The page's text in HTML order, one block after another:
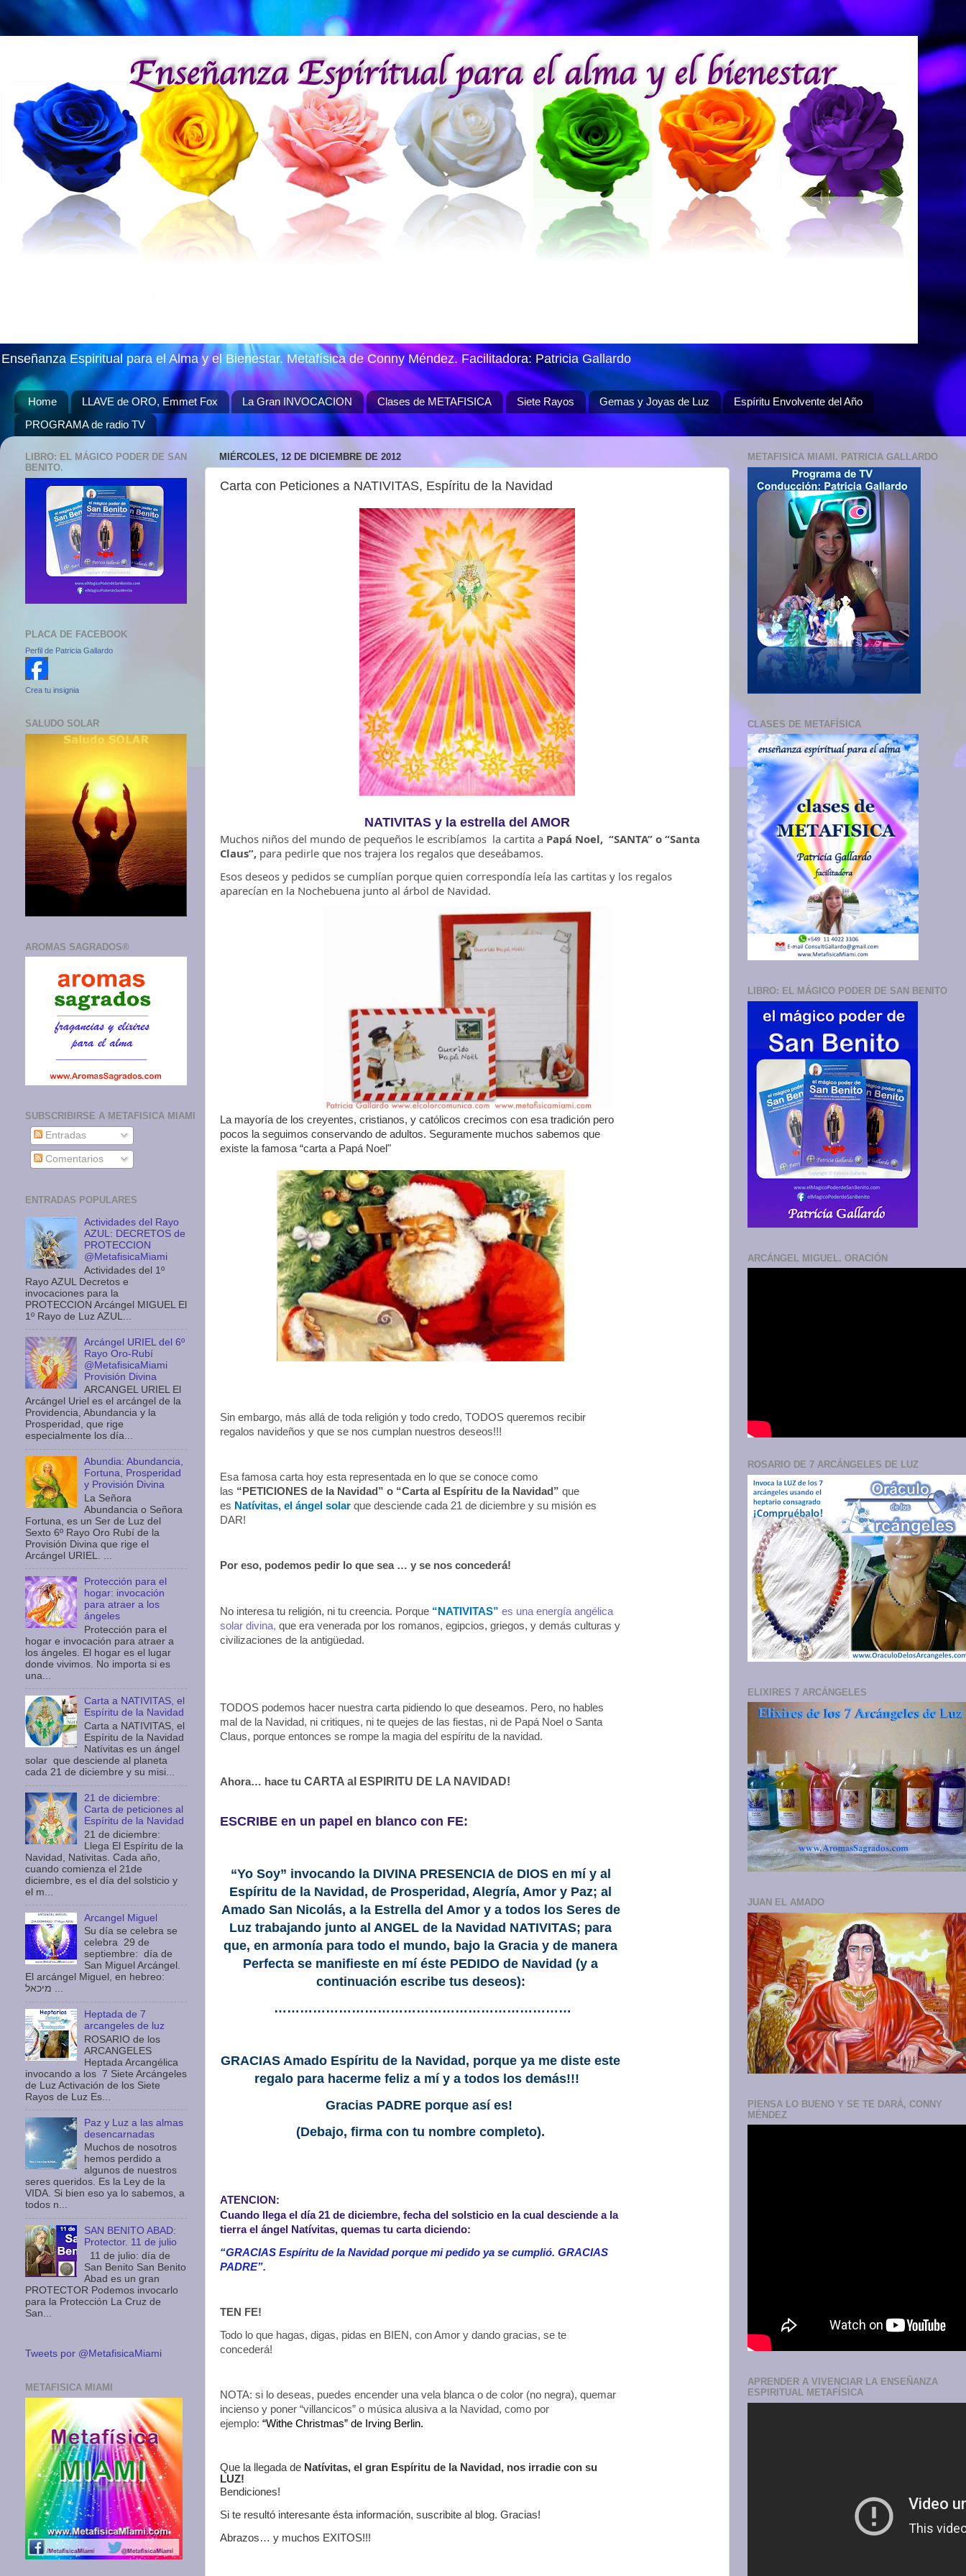
Enseñanza Espiritual para el Alma y el Bienestar. Metafísica de Conny Méndez. Facilitadora: Patricia Gallardo
Home LLAVE de ORO, Emmet Fox La Gran INVOCACION Clases de METAFISICA Siete Rayos Gemas y Joyas de Luz
Espíritu Envolvente del Año
PROGRAMA de radio TV
MIÉRCOLES, 12 DE DICIEMBRE DE 2012
Carta con Peticiones a NATIVITAS, Espíritu de la Navidad
NATIVITAS y la estrella del AMOR
Muchos niños del mundo de pequeños le escribíamos la cartita a Papá Noel, “SANTA” o “Santa
Claus”, para pedirle que nos trajera los regalos que deseábamos.
Esos deseos y pedidos se cumplían porque quien correspondía leía las cartitas y los regalos
aparecían en la Nochebuena junto al árbol de Navidad.
La mayoría de los creyentes, cristianos, y católicos crecimos con esa tradición pero
pocos la seguimos conservando de adultos. Seguramente muchos sabemos que
existe la famosa “carta a Papá Noel"
Sin embargo, más allá de toda religión y todo credo, TODOS queremos recibir
regalos navideños y que se nos cumplan nuestros deseos!!!
Esa famosa carta hoy esta representada en lo que se conoce como
las “PETICIONES de la Navidad” o “Carta al Espíritu de la Navidad” que
es Natívitas, el ángel solar que desciende cada 21 de diciembre y su misión es
DAR!
Por eso, podemos pedir lo que sea … y se nos concederá!
No interesa tu religión, ni tu creencia. Porque “NATIVITAS” es una energía angélica
solar divina, que era venerada por los romanos, egipcios, griegos, y demás culturas y
civilizaciones de la antigüedad.
TODOS podemos hacer nuestra carta pidiendo lo que deseamos. Pero, no hables
mal de la Navidad, ni critiques, ni te quejes de las fiestas, ni de Papá Noel o Santa
Claus, porque entonces se rompe la magia del espíritu de la navidad.
Ahora… hace tu CARTA al ESPIRITU DE LA NAVIDAD!
ESCRIBE en un papel en blanco con FE:
“Yo Soy” invocando la DIVINA PRESENCIA de DIOS en mí y al
Espíritu de la Navidad, de Prosperidad, Alegría, Amor y Paz; al
Amado San Nicolás, a la Estrella del Amor y a todos los Seres de
Luz trabajando junto al ANGEL de la Navidad NATIVITAS; para
que, en armonía para todo el mundo, bajo la Gracia y de manera
Perfecta se manifieste en mí éste PEDIDO de Navidad (y a
continuación escribe tus deseos):
……………………………………………………………
GRACIAS Amado Espíritu de la Navidad, porque ya me diste este
regalo para hacerme feliz a mí y a todos los demás!!!
Gracias PADRE porque así es!
(Debajo, firma con tu nombre completo).
ATENCION:
Cuando llega el día 21 de diciembre, fecha del solsticio en la cual desciende a la
tierra el ángel Natívitas, quemas tu carta diciendo:
“GRACIAS Espíritu de la Navidad porque mi pedido ya se cumplió. GRACIAS
PADRE”.
TEN FE!
Todo lo que hagas, digas, pidas en BIEN, con Amor y dando gracias, se te
concederá!
NOTA: si lo deseas, puedes encender una vela blanca o de color (no negra), quemar
incienso y poner “villancicos” o música alusiva a la Navidad, como por
ejemplo: “Withe Christmas” de Irving Berlin.
Que la llegada de Natívitas, el gran Espíritu de la Navidad, nos irradie con su
LUZ!
Bendiciones!
Si te resultó interesante ésta información, suscribite al blog. Gracias!
Abrazos… y muchos EXITOS!!!
LIBRO: EL MÁGICO PODER DE SAN
BENITO.
PLACA DE FACEBOOK
Perfil de Patricia Gallardo
Crea tu insignia
SALUDO SOLAR
AROMAS SAGRADOS®
SUBSCRIBIRSE A METAFISICA MIAMI
Entradas
Comentarios
ENTRADAS POPULARES
Actividades del Rayo
AZUL: DECRETOS de
PROTECCION
@MetafisicaMiami
Actividades del 1º
Rayo AZUL Decretos e
invocaciones para la
PROTECCION Arcángel MIGUEL El
1º Rayo de Luz AZUL...
Arcángel URIEL del 6º
Rayo Oro-Rubí
@MetafisicaMiami
Provisión Divina
ARCANGEL URIEL El
Arcángel Uriel es el arcángel de la
Providencia, Abundancia y la
Prosperidad, que rige
especialmente los día...
Abundia: Abundancia,
Fortuna, Prosperidad
y Provisión Divina
La Señora
Abundancia o Señora
Fortuna, es un Ser de Luz del
Sexto 6º Rayo Oro Rubí de la
Provisión Divina que rige el
Arcángel URIEL. ...
Protección para el
hogar: invocación
para atraer a los
ángeles
Protección para el
hogar e invocación para atraer a
los ángeles. El hogar es el lugar
donde vivimos. No importa si es
una...
Carta a NATIVITAS, el
Espíritu de la Navidad
Carta a NATIVITAS, el
Espíritu de la Navidad
Natívitas es un ángel
solar que desciende al planeta
cada 21 de diciembre y su misi...
21 de diciembre:
Carta de peticiones al
Espíritu de la Navidad
21 de diciembre:
Llega El Espíritu de la
Navidad, Nativitas. Cada año,
cuando comienza el 21de
diciembre, es el día del solsticio y
el m...
Arcangel Miguel
Su día se celebra se
celebra 29 de
septiembre: día de
San Miguel Arcángel.
El arcángel Miguel, en hebreo:
מיכאל ...
Heptada de 7
arcangeles de luz
ROSARIO de los
ARCANGELES
Heptada Arcangélica
invocando a los 7 Siete Arcángeles
de Luz Activación de los Siete
Rayos de Luz Es...
Paz y Luz a las almas
desencarnadas
Muchos de nosotros
hemos perdido a
algunos de nuestros
seres queridos. Es la Ley de la
VIDA. Si bien eso ya lo sabemos, a
todos n...
SAN BENITO ABAD:
Protector. 11 de julio
11 de julio: día de
San Benito San Benito
Abad es un gran
PROTECTOR Podemos invocarlo
para la Protección La Cruz de
San...
Tweets por @MetafisicaMiami
METAFISICA MIAMI
METAFISICA MIAMI. PATRICIA GALLARDO
CLASES DE METAFÍSICA
LIBRO: EL MÁGICO PODER DE SAN BENITO
ARCÁNGEL MIGUEL. ORACIÓN
ROSARIO DE 7 ARCÁNGELES DE LUZ
ELIXIRES 7 ARCÁNGELES
JUAN EL AMADO
PIENSA LO BUENO Y SE TE DARÁ, CONNY
MÉNDEZ
APRENDER A VIVENCIAR LA ENSEÑANZA
ESPIRITUAL METAFÍSICA